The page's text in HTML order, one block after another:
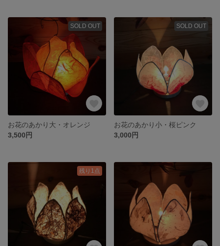
SOLD OUT
お花のあかり大・オレンジ
3,500円
SOLD OUT
お花のあかり小・桜ピンク
3,000円
残り1点